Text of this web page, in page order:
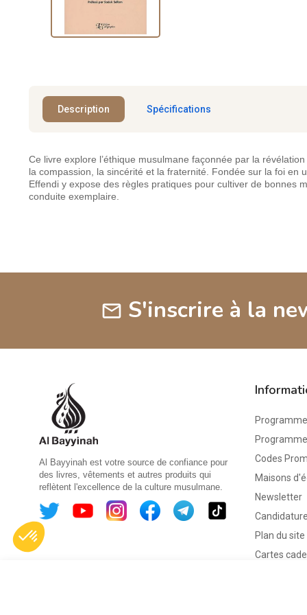
Description Spécifications
Ce livre explore l’éthique musulmane façonnée par la
la compassion, la sincérité et la fraternité. Fondée sur la foi
Effendi y expose des règles pratiques pour cultiver de bonnes
conduite exemplaire.
mail S'inscrire à la
Al Bayyinah est votre source de confiance pour
des livres, vêtements et autres produits qui
reflètent l'excellence de la culture musulmane.
Codes
Maisons
Newsletter
Plan du site
Cartes